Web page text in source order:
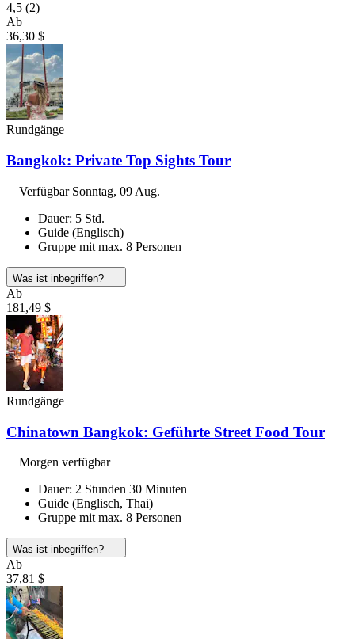
4,5 (2)
Ab
36,30 $
Rundgänge
Bangkok: Private Top Sights Tour
Verfügbar Sonntag, 09 Aug.
Dauer: 5 Std.
Guide (Englisch)
Gruppe mit max. 8 Personen
Was ist inbegriffen?
Ab
181,49 $
Rundgänge
Chinatown Bangkok: Geführte Street Food Tour
Morgen verfügbar
Dauer: 2 Stunden 30 Minuten
Guide (Englisch, Thai)
Gruppe mit max. 8 Personen
Was ist inbegriffen?
Ab
37,81 $